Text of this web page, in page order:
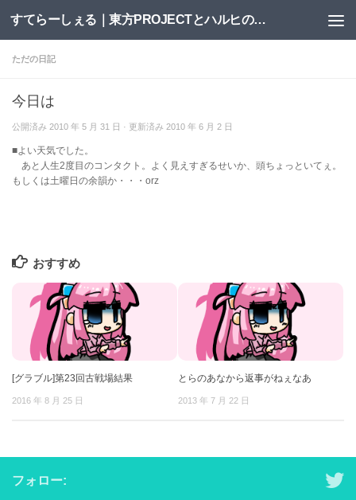
コンテンツへスキップ すてらーしぇる｜東方PROJECTとハルヒの二次創作サイト
ただの日記
今日は
公開済み 2010 年 5 月 31 日 · 更新済み 2010 年 6 月 2 日
■よい天気でした。
あと人生2度目のコンタクト。よく見えすぎるせいか、頭ちょっといてぇ。
もしくは土曜日の余韻か・・・orz
おすすめ
[グラブル]第23回古戦場結果
2016 年 8 月 25 日
とらのあなから返事がねぇなあ
2013 年 7 月 22 日
フォロー: